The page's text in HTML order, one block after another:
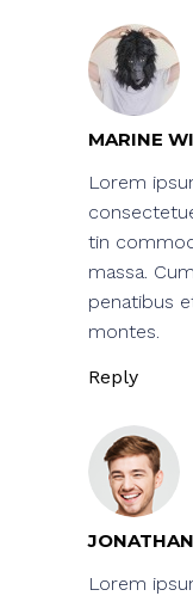
MARINE
Lorem
tin
massa.
penatibus
montes.
Reply
Lorem